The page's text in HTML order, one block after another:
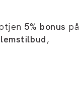
5% bonus på
,